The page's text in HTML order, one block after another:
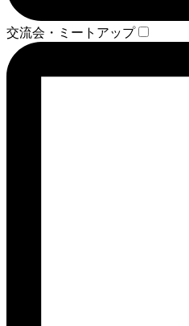
交流会・ミートアップ